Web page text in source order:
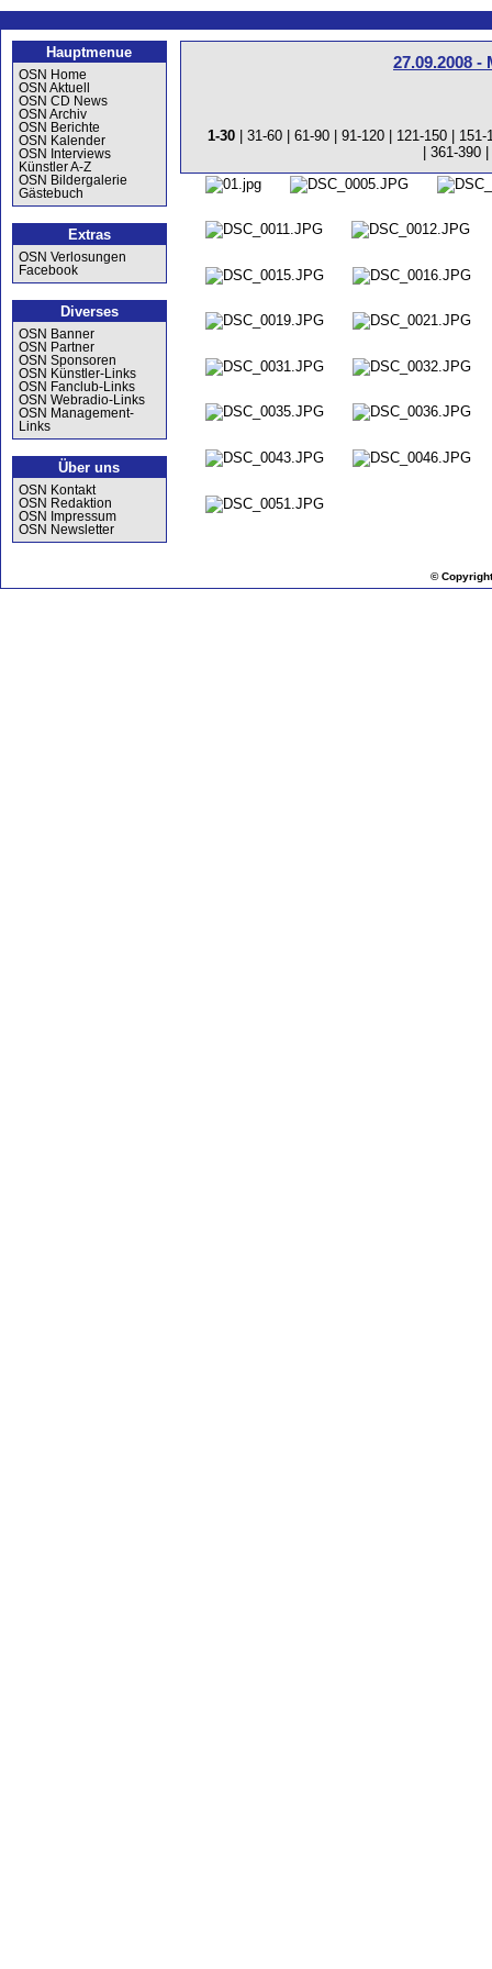
Hauptmenue
OSN Home
OSN Aktuell
OSN CD News
OSN Archiv
OSN Berichte
OSN Kalender
OSN Interviews
Künstler A-Z
OSN Bildergalerie
Gästebuch
Extras
OSN Verlosungen
Facebook
Diverses
OSN Banner
OSN Partner
OSN Sponsoren
OSN Künstler-Links
OSN Fanclub-Links
OSN Webradio-Links
OSN Management-
Links
Über uns
OSN Kontakt
OSN Redaktion
OSN Impressum
OSN Newsletter
27.09.2008
1-30| 31-60| 61-90| 91-120| 121-150| 151-
| 361-390|
©